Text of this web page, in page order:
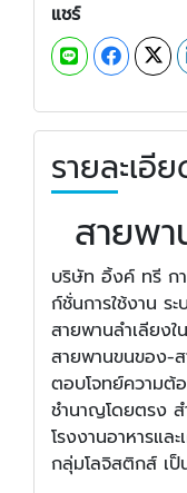
แชร์
รายละเอี
สายพา
บริษัท อิ้งค์ ทรี ก
ก์ชั่นการใช้งาน ร
สายพานลำเลียง
สายพานขนของ-
ตอบโจทย์ความต้
ชำนาญโดยตรง ส
โรงงานอาหารแ
กลุ่มโลจิสติกส์ เ